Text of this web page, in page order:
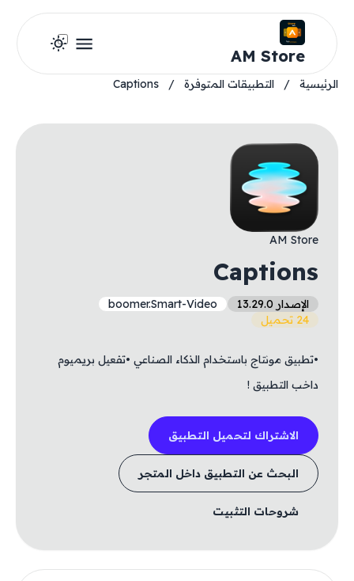
AM Store
الرئيسية / التطبيقات المتوفرة /
Captions
AM Store
Captions
الإصدار 13.29.0
boomer.Smart-Video
24 تحميل
•تطبيق مونتاج باستخدام الذكاء الصناعي •تفعيل بريميوم
داخب التطبيق !
الاشتراك لتحميل التطبيق
البحث عن التطبيق داخل المتجر
شروحات التثبيت